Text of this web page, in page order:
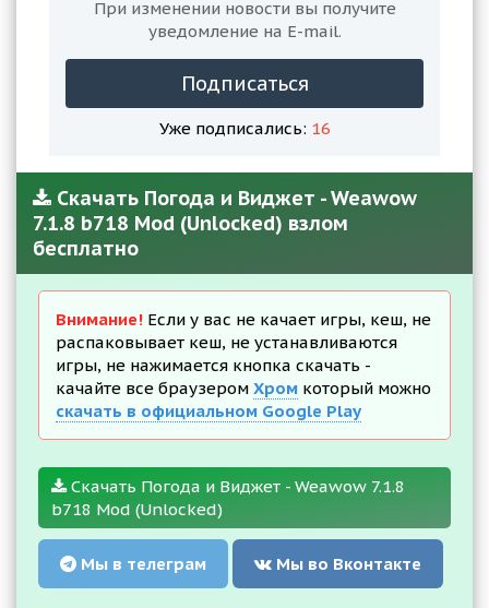
При изменении новости вы получите
уведомление на E-mail.
Подписаться
Уже подписались: 16
Скачать Погода и Виджет - Weawow
7.1.8 b718 Mod (Unlocked) взлом
бесплатно
Внимание! Если у вас не качает игры, кеш, не
распаковывает кеш, не устанавливаются
игры, не нажимается кнопка скачать -
качайте все браузером Хром который можно
скачать в официальном Google Play
Скачать Погода и Виджет - Weawow 7.1.8
b718 Mod (Unlocked)
Мы в телеграм Мы во Вконтакте